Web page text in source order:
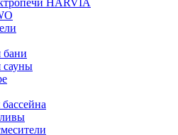
HARVIA
бани
сауны